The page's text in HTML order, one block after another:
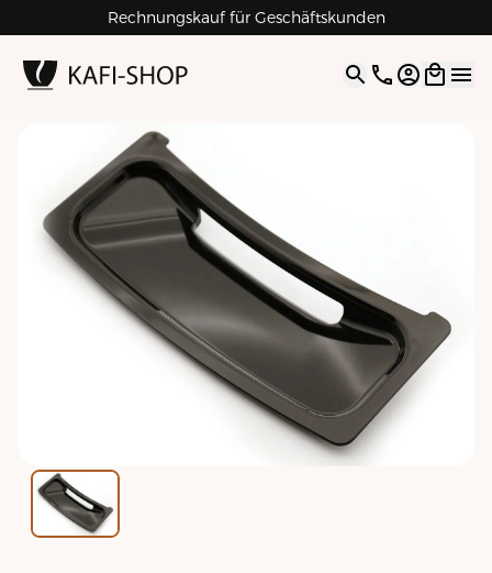
Rechnungskauf für Geschäftskunden
4.9| 5.0 Google
Open